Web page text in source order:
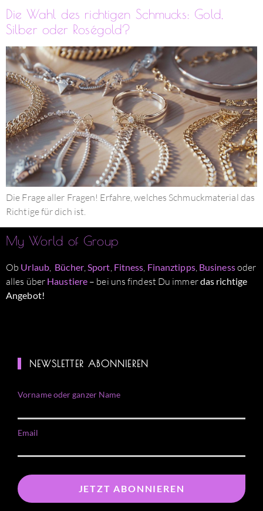
Die Wahl des richtigen Schmucks: Gold,
Silber oder Roségold?
Die Frage aller Fragen! Erfahre, welches Schmuckmaterial das
Richtige für dich ist.
My World of Group
Ob Urlaub, Bücher,Sport Fitness Finanztipps, Businessoder
alles über Haustiere – bei uns findest Du immerdas richtige
Angebot!
NEWSLETTER ABONNIEREN
Vorname oder ganzer Name
Email